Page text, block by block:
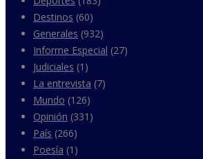
Destinos (60)
Generales (932)
Informe Especial (27)
Judiciales (1)
La entrevista (7)
Mundo (126)
Opinión (331)
País (266)
Poesía (1)